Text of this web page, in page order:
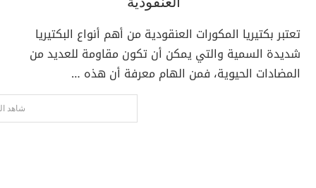
تعتبر بكتيريا المكورات العنقودية من أهم أنواع البكتيريا
شديدة السمية والتي يمكن أن تكون مقاومة للعديد من
المضادات الحيوية، فمن الهام معرفة أن هذه …
شاهد